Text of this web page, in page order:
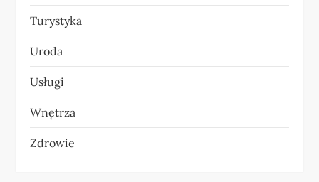
Turystyka
Uroda
Usługi
Wnętrza
Zdrowie